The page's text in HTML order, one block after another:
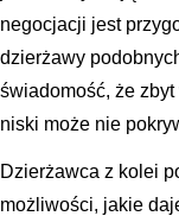
negocjacji jest
dzierżawy
świadomość, że
niski może nie
Dzierżawca z kolei
możliwości, jakie